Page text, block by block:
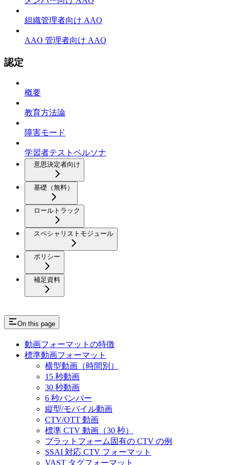
組織管理者向け AAO
AAO 管理者向け AAO
認定
概要
教育方法論
障害モード
学習者テストペルソナ
意思決定者向け
基礎（無料）
ロールトラック
スペシャリストモジュール
ポリシー
補足資料
On this page
動画フォーマットの特徴
標準動画フォーマット
横型動画（時間別）
15 秒動画
30 秒動画
6 秒バンパー
縦型/モバイル動画
CTV/OTT 動画
標準 CTV 動画（30 秒）
プラットフォーム固有の CTV の例
SSAI 対応 CTV フォーマット
VAST タグフォーマット